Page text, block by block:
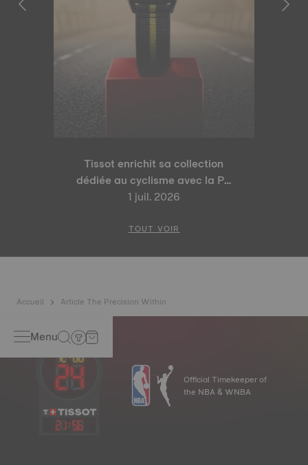
Tissot enrichit sa collection
dédiée au cyclisme avec la PR
100 Tour de France 2026 Édition
Cyclisme
1 juil. 2026
TOUT VOIR
Accueil Article The Precision Within
Menu
21:56
Official Timekeeper of
the NBA & WNBA